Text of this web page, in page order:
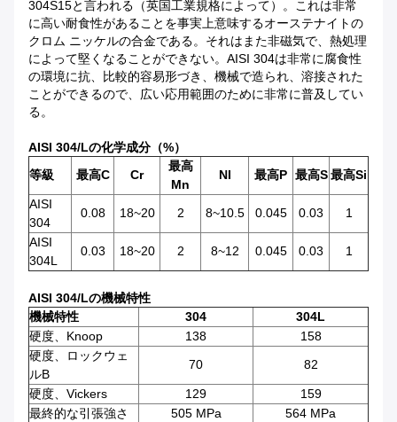
304S15と言われる（英国工業規格によって）。これは非常
に高い耐食性があることを事実上意味するオーステナイトの
クロム ニッケルの合金である。それはまた非磁気で、熱処理
によって堅くなることができない。AISI 304は非常に腐食性
の環境に抗、比較的容易形づき、機械で造られ、溶接された
ことができるので、広い応用範囲のために非常に普及してい
る。
AISI 304/Lの化学成分（%）
等級
最高C Cr
最高
Mn
NI 最高P 最高S 最高Si
AISI
304
0.08 18~20 2 8~10.5 0.045 0.03 1
AISI
304L
0.03 18~20 2 8~12 0.045 0.03 1
AISI 304/Lの機械特性
機械特性
304
304L
硬度、Knoop
138
158
硬度、ロックウェ
ルB
70 82
硬度、Vickers 129
159
最終的な引張強さ
505 MPa
564 MPa